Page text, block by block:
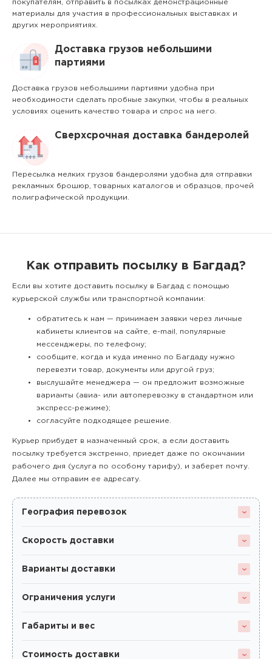
покупателям, отправить в посылках демонстрационные
материалы для участия в профессиональных выставках и
других мероприятиях.
Доставка грузов небольшими
партиями
Доставка грузов небольшими партиями удобна при
необходимости сделать пробные закупки, чтобы в реальных
условиях оценить качество товара и спрос на него.
Сверхсрочная доставка бандеролей
Пересылка мелких грузов бандеролями удобна для отправки
рекламных брошюр, товарных каталогов и образцов, прочей
полиграфической продукции.
Как отправить посылку в Багдад?
Если вы хотите доставить посылку в Багдад с помощью
курьерской службы или транспортной компании:
обратитесь к нам — принимаем заявки через личные
кабинеты клиентов на сайте, e-mail, популярные
мессенджеры, по телефону;
сообщите, когда и куда именно по Багдаду нужно
перевезти товар, документы или другой груз;
выслушайте менеджера — он предложит возможные
варианты (авиа- или автоперевозку в стандартном или
экспресс-режиме);
согласуйте подходящее решение.
Курьер прибудет в назначенный срок, а если доставить
посылку требуется экстренно, приедет даже по окончании
рабочего дня (услуга по особому тарифу), и заберет почту.
Далее мы отправим ее адресату.
География перевозок
Скорость доставки
Варианты доставки
Ограничения услуги
Габариты и вес
Стоимость доставки